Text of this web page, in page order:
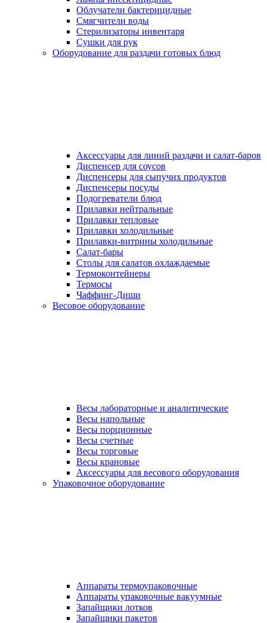
Облучатели бактерицидные
Смягчители воды
Стерилизаторы инвентаря
Сушки для рук
Оборудование для раздачи готовых блюд
Аксессуары для линий раздачи и салат-баров
Диспенсер для соусов
Диспенсеры для сыпучих продуктов
Диспенсеры посуды
Подогреватели блюд
Прилавки нейтральные
Прилавки тепловые
Прилавки холодильные
Прилавки-витрины холодильные
Салат-бары
Столы для салатов охлаждаемые
Термоконтейнеры
Термосы
Чаффинг-Диши
Весовое оборудование
Весы лабораторные и аналитические
Весы напольные
Весы порционные
Весы счетные
Весы торговые
Весы крановые
Аксессуары для весового оборудования
Упаковочное оборудование
Аппараты термоупаковочные
Аппараты упаковочные вакуумные
Запайщики лотков
Запайщики пакетов